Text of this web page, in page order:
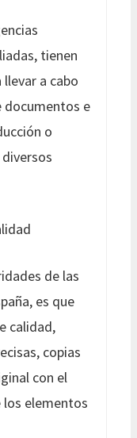
tienen
a cabo
e
o
de las
es que
calidad,
copias
con el
elementos